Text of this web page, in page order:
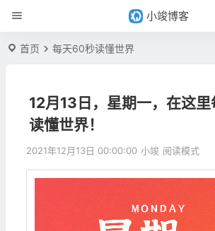
小竣博客
首页 每天60秒读懂世界
12月13日，星期一，在这
读懂世界！
2021年12月13日 00:00:00 小竣 阅读模式